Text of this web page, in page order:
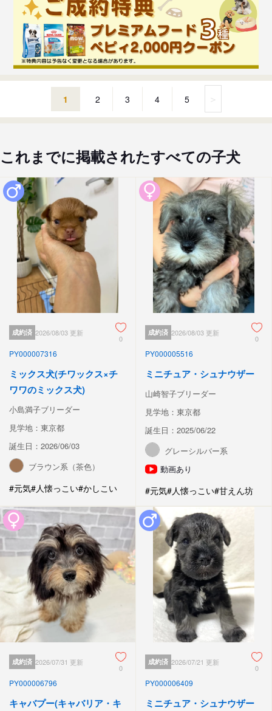
1 2 3 4 5 ＞
これまでに掲載されたすべての子犬
成約済 2026/08/03 更新
0
PY000007316
ミックス犬(チワックス×チ
ワワのミックス犬)
小島満子ブリーダー
見学地：東京都
誕生日：2026/06/03
ブラウン系（茶色）
#元気#人懐っこい#かしこい
成約済 2026/08/03 更新
0
PY000005516
ミニチュア・シュナウザー
山崎智子ブリーダー
見学地：東京都
誕生日：2025/06/22
グレーシルバー系
動画あり
#元気#人懐っこい#甘えん坊
成約済 2026/07/31 更新
0
PY000006796
キャバプー(キャバリア・キ
成約済 2026/07/21 更新
0
PY000006409
ミニチュア・シュナウザー